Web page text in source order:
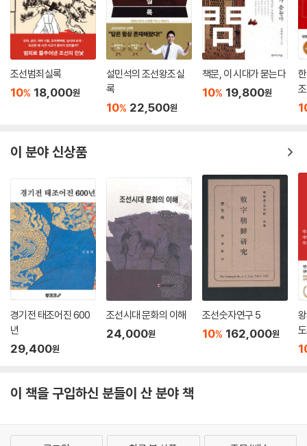
조선범죄실록
10% 18,000원
설민석의 조선왕조실
록
10% 22,500원
책문, 이 시대가 묻는다
10% 19,800원
이 분야 신상품
경기전 태조어진 600
년
29,400원
조선시대 문화의 이해
24,000원
조선숫자연구 5
10% 162,000원
이 책을 구입하신 분들이 산 분야 책